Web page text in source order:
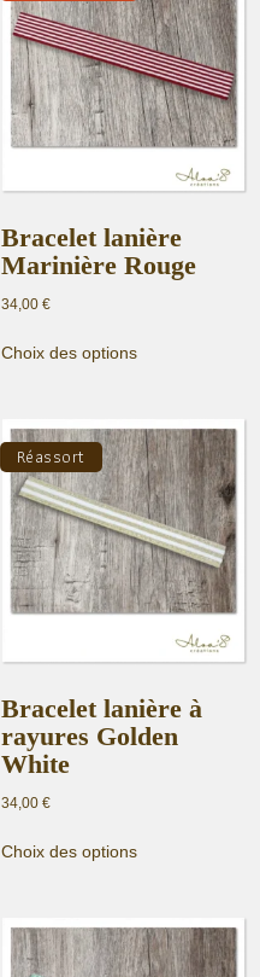
Bracelet lanière
Marinière Rouge
34,00 €
Choix des optionsproduit
variations.
Les
options
peuvent
être
choisies
sur
la
du
Réassort
Bracelet lanière à
rayures Golden
White
34,00 €
Choix des optionsproduit
variations.
Les